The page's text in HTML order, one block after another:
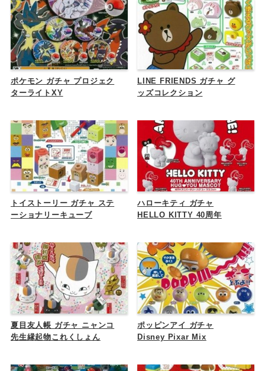
ポケモン ガチャ プロジェク
ターライトXY
LINE FRIENDS ガチャ グ
ッズコレクション
トイストーリー ガチャ ステ
ーショナリーキューブ
ハローキティ ガチャ
HELLO KITTY 40周年
夏目友人帳 ガチャ ニャンコ
先生縁起物これくしょん
ポッピンアイ ガチャ
Disney Pixar Mix